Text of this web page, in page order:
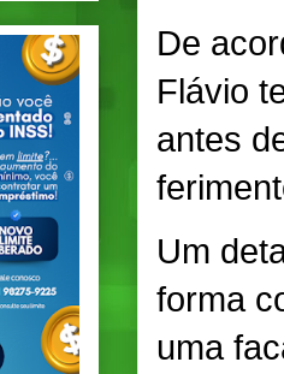
De
Flávio
antes
Um
forma
uma